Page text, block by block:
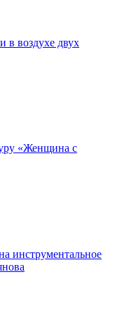
в воздухе двух
«Женщина с
инструментальное